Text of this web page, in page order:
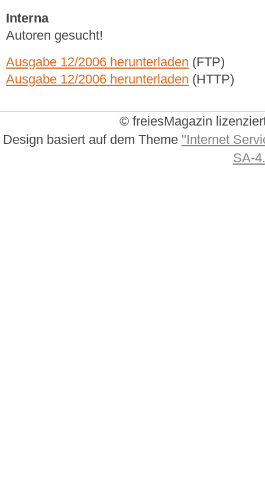
Interna
Autoren gesucht!
Ausgabe 12/2006 herunterladen (FTP)
Ausgabe 12/2006 herunterladen (HTTP)
© freiesMagazin
Design basiert auf dem Theme "Internet
SA-